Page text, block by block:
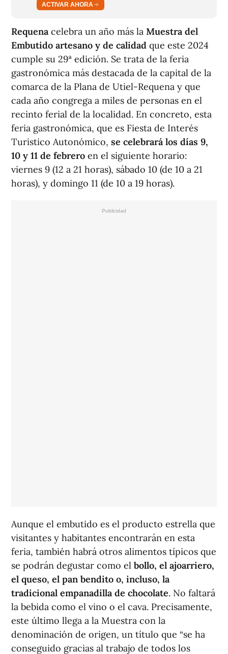
ACTIVAR AHORA
Requena celebra un año más la Muestra del
Embutido artesano y de calidad que este 2024
cumple su 29ª edición. Se trata de la feria
gastronómica más destacada de la capital de la
comarca de la Plana de Utiel-Requena y que
cada año congrega a miles de personas en el
recinto ferial de la localidad. En concreto, esta
feria gastronómica, que es Fiesta de Interés
Turistico Autonómico, se celebrará los días 9,
10 y 11 de febrero en el siguiente horario:
viernes 9 (12 a 21 horas), sábado 10 (de 10 a 21
horas), y domingo 11 (de 10 a 19 horas).
Aunque el embutido es el producto estrella que
visitantes y habitantes encontrarán en esta
feria, también habrá otros alimentos típicos que
se podrán degustar como el bollo, el ajoarriero,
el queso, el pan bendito o, incluso, la
tradicional empanadilla de chocolate. No faltará
la bebida como el vino o el cava. Precisamente,
este último llega a la Muestra con la
denominación de origen, un título que “se ha
conseguido gracias al trabajo de todos los